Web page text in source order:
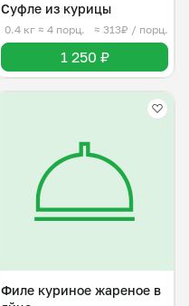
Суфле из курицы
0.4 кг ≈ 4 порц. ≈ 313₽ / порц.
1 250 ₽
Филе куриное жареное в